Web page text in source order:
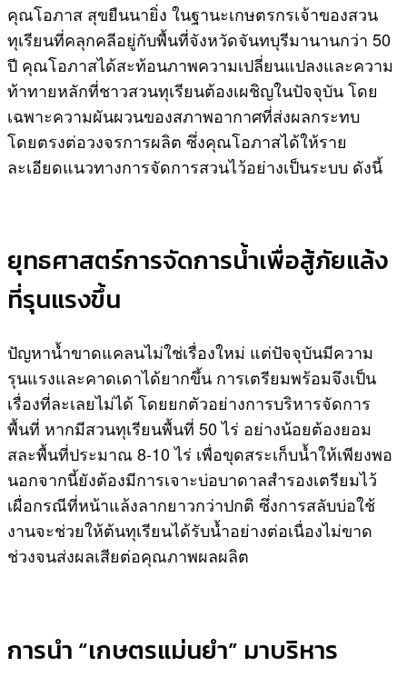
คุณโอภาส สุขยืนนายิ่ง ในฐานะเกษตรกรเจ้าของสวน
ทุเรียนที่คลุกคลีอยู่กับพื้นที่จังหวัดจันทบุรีมานานกว่า 50
ปี คุณโอภาสได้สะท้อนภาพความเปลี่ยนแปลงและความ
ท้าทายหลักที่ชาวสวนทุเรียนต้องเผชิญในปัจจุบัน โดย
เฉพาะความผันผวนของสภาพอากาศที่ส่งผลกระทบ
โดยตรงต่อวงจรการผลิต ซึ่งคุณโอภาสได้ให้ราย
ละเอียดแนวทางการจัดการสวนไว้อย่างเป็นระบบ ดังนี้
ยุทธศาสตร์การจัดการน้ำเพื่อสู้ภัยแล้ง
ที่รุนแรงขึ้น
ปัญหาน้ำขาดแคลนไม่ใช่เรื่องใหม่ แต่ปัจจุบันมีความ
รุนแรงและคาดเดาได้ยากขึ้น การเตรียมพร้อมจึงเป็น
เรื่องที่ละเลยไม่ได้ โดยยกตัวอย่างการบริหารจัดการ
พื้นที่ หากมีสวนทุเรียนพื้นที่ 50 ไร่ อย่างน้อยต้องยอม
สละพื้นที่ประมาณ 8-10 ไร่ เพื่อขุดสระเก็บน้ำให้เพียงพอ
นอกจากนี้ยังต้องมีการเจาะบ่อบาดาลสำรองเตรียมไว้
เผื่อกรณีที่หน้าแล้งลากยาวกว่าปกติ ซึ่งการสลับบ่อใช้
งานจะช่วยให้ต้นทุเรียนได้รับน้ำอย่างต่อเนื่องไม่ขาด
ช่วงจนส่งผลเสียต่อคุณภาพผลผลิต
การนำ “เกษตรแม่นยำ” มาบริหาร